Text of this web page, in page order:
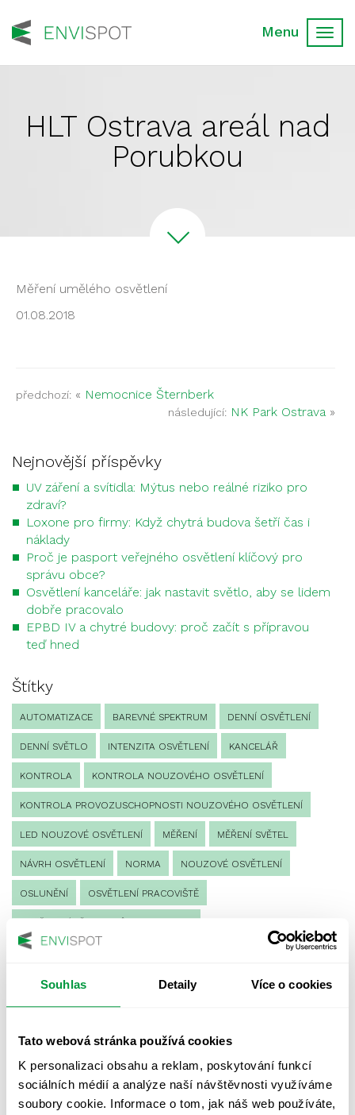
Souhlas Detaily Více o cookies
Tato webová stránka používá cookies
K personalizaci obsahu a reklam, poskytování funkcí
sociálních médií a analýze naší návštěvnosti využíváme
soubory cookie. Informace o tom, jak náš web používáte,
HLT Ostrava areál nad
Porubkou
Měření umělého osvětlení
01.08.2018
předchozí: « Nemocnice Šternberk
následující: NK Park Ostrava»
Nejnovější příspěvky
UV záření a svítidla: Mýtus nebo reálné riziko pro
zdraví?
Loxone pro firmy: Když chytrá budova šetří čas i
náklady
Proč je pasport veřejného osvětlení klíčový pro
správu obce?
Osvětlení kanceláře: jak nastavit světlo, aby se lidem
dobře pracovalo
EPBD IV a chytré budovy: proč začít s přípravou
teď hned
Štítky
AUTOMATIZACE BAREVNÉ SPEKTRUM DENNÍ OSVĚTLENÍ
DENNÍ SVĚTLO INTENZITA OSVĚTLENÍ KANCELÁŘ
KONTROLA KONTROLA NOUZOVÉHO OSVĚTLENÍ
KONTROLA PROVOZUSCHOPNOSTI NOUZOVÉHO OSVĚTLENÍ
LED NOUZOVÉ OSVĚTLENÍ MĚŘENÍ MĚŘENÍ SVĚTEL
NÁVRH OSVĚTLENÍ NORMA NOUZOVÉ OSVĚTLENÍ
OSLUNĚNÍ OSVĚTLENÍ PRACOVIŠTĚ
OSVĚTLENÍ SPORTOVIŠŤ
PROTIPANICKÉ OSVĚTLENÍ
PROVOZNÍ DENÍK NOUZOVÉHO OSVĚTLENÍ
REVIZE NOUZOVÉHO OSVĚTLENÍ ŘÍZENÍ
UMĚLÉ OSVĚTLENÍ VEŘEJNÉ OSVĚTLENÍ
VÝPOČET OSVĚTLENÍ VÝPOČET ZASTÍNĚNÍ